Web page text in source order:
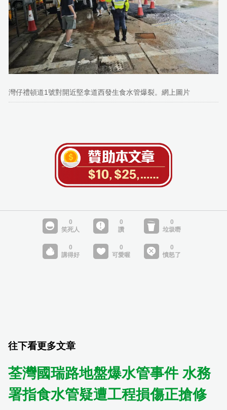
灣仔禮頓道1號對開近堅拿道西發生食水管爆裂。網上圖片
往下看更多文章
荃灣國瑞路地盤爆水管事件 水務
署指食水管疑遭工程損傷正搶修